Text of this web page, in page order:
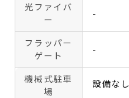
光ファイバ
ー
-
フラッパー
ゲート
-
機械式駐車
場
設備なし